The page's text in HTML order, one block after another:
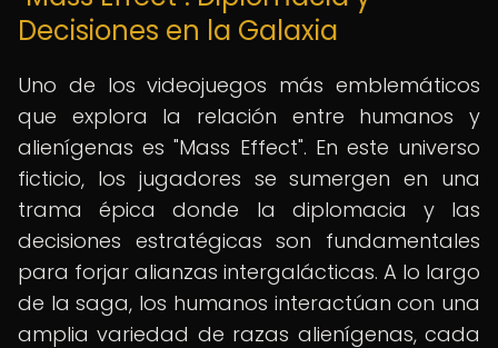
Decisiones en la Galaxia
Uno de los videojuegos más emblemáticos
que explora la relación entre humanos y
alienígenas es "Mass Effect". En este universo
ficticio, los jugadores se sumergen en una
trama épica donde la diplomacia y las
decisiones estratégicas son fundamentales
para forjar alianzas intergalácticas. A lo largo
de la saga, los humanos interactúan con una
amplia variedad de razas alienígenas, cada